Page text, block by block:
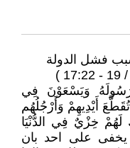
وَيَسْعَوْنَ فِي
أَيْدِيهِمْ وَأَرْجُلُهُم
خِزْيٌ فِي الدُّنْيَا
على احد بان